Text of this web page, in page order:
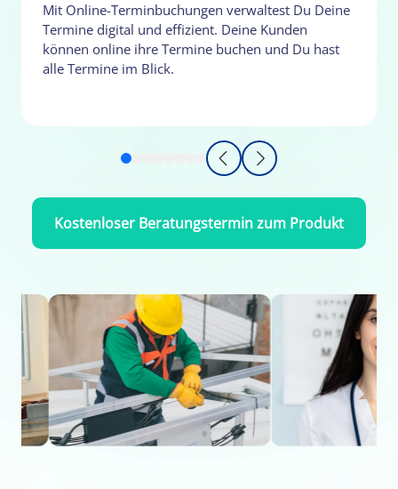
Mit Online-Terminbuchungen verwaltest Du Deine
Termine digital und effizient. Deine Kunden
können online ihre Termine buchen und Du hast
alle Termine im Blick.
Kostenloser Beratungstermin zum Produkt